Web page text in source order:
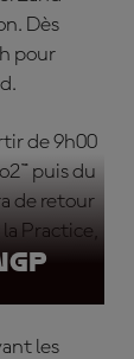
Dès
pour
de 9h00
puis du
de retour
Practice,
les